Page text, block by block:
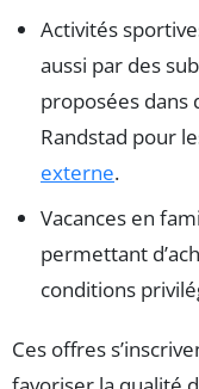
Activités
aussi par des
proposées dans
Randstad pour
externe.
Vacances en
permettant
conditions
Ces offres